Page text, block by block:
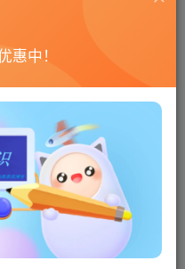
Studios制作发行的融合
动态回合制，融合了日本
为RPG粉丝提供独一无二
惠中！